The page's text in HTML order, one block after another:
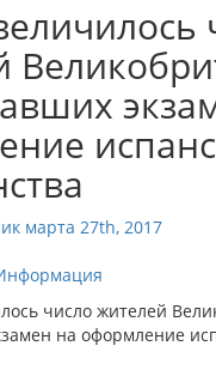
марта 27th, 2017